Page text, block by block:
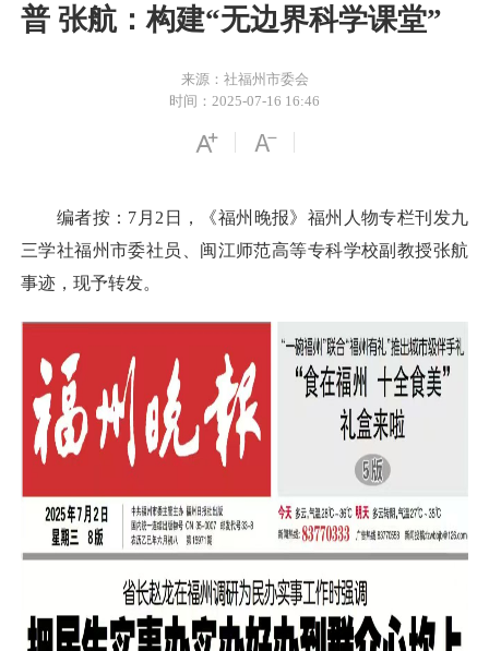
普 张航：构建“无边界科学课堂”
来源：社福州市委会
时间：2025-07-16 16:46
编者按：7月2日，《福州晚报》福州人物专栏刊发九
三学社福州市委社员、闽江师范高等专科学校副教授张航
事迹，现予转发。